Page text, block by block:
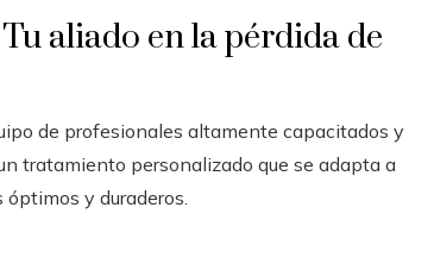
aliado en la pérdida de
de profesionales altamente capacitados y
tratamiento personalizado que se adapta a
y duraderos.